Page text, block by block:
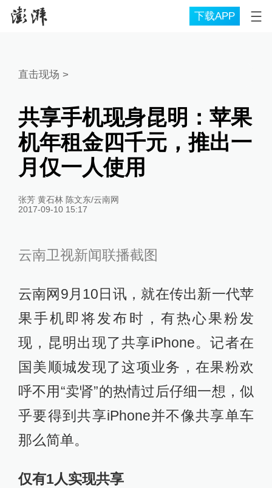
下载APP
直击现场 >
共享手机现身昆明：苹果
机年租金四千元，推出一
月仅一人使用
张芳 黄石林 陈文东/云南网
2017-09-10 15:17
云南卫视新闻联播截图
云南网9月10日讯，就在传出新一代苹
果手机即将发布时，有热心果粉发
现，昆明出现了共享iPhone。记者在
国美顺城发现了这项业务，在果粉欢
呼不用“卖肾”的热情过后仔细一想，似
乎要得到共享iPhone并不像共享单车
那么简单。
仅有1人实现共享